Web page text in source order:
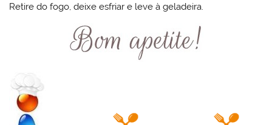
Retire do fogo, deixe esfriar e leve à geladeira.